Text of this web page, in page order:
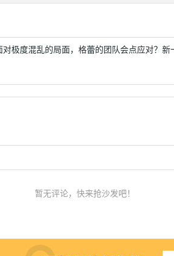
极度混乱的局面，格蕾的团队会点应对？新
暂无评论，快来抢沙发吧！